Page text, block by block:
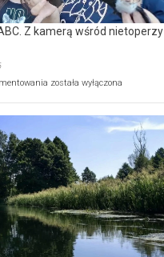
Z kamerą wśród nietoperzy
Ekologiczne
wśród
nietoperzy
[wideo]
została wyłączona